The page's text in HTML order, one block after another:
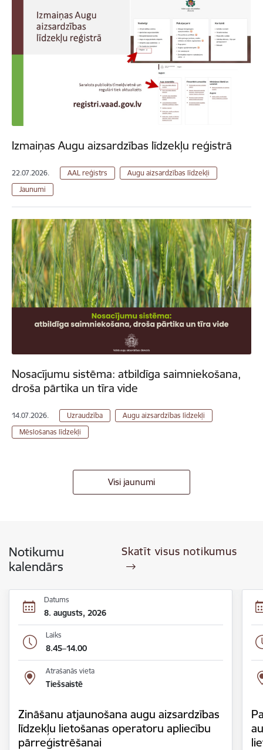
Izmaiņas Augu aizsardzības līdzekļu reģistrā
22.07.2026. AAL reģistrs
Augu aizsardzības līdzekļi
Jaunumi
Nosacījumu sistēma: atbildīga saimniekošana,
droša pārtika un tīra vide
14.07.2026. Uzraudzība
Augu aizsardzības līdzekļi
Mēslošanas līdzekļi
Visi jaunumi
Notikumu
kalendārs
Skatīt visus notikumus
Datums
8. augusts, 2026
Laiks
8.45–14.00
Atrašanās vieta
Tiešsaistē
Zināšanu atjaunošana augu aizsardzības
līdzekļu lietošanas operatoru apliecību
pārreģistrēšanai